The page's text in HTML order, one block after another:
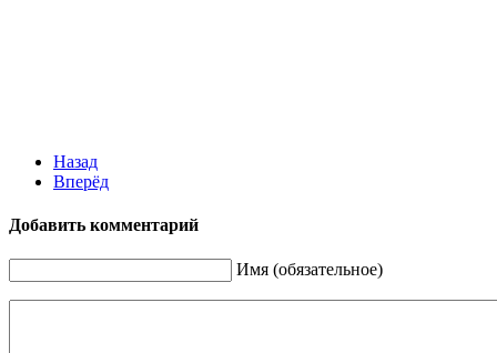
Назад
Вперёд
Добавить комментарий
Имя (обязательное)